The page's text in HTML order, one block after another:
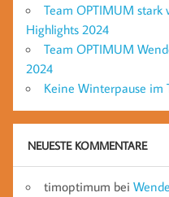
Team OPTIMUM
Highlights 2024
Team OPTIMUM
2024
Keine Winterpause im
NEUESTE KOMMENTARE
timoptimum bei